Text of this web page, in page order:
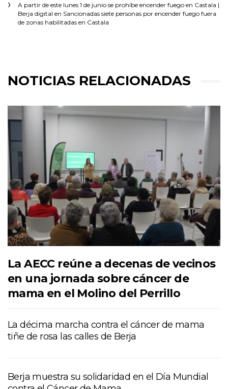
A partir de este lunes 1 de junio se prohíbe encender fuego en Castala |
Berja digital en Sancionadas siete personas por encender fuego fuera
de zonas habilitadas en Castala
NOTICIAS RELACIONADAS
La AECC reúne a decenas de vecinos
en una jornada sobre cáncer de
mama en el Molino del Perrillo
La décima marcha contra el cáncer de mama
tiñe de rosa las calles de Berja
Berja muestra su solidaridad en el Día Mundial